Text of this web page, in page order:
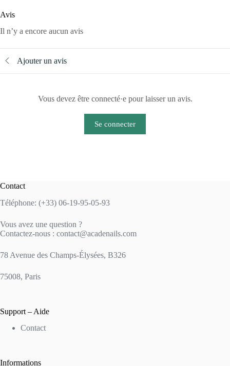
Avis
Il n’y a encore aucun avis
Ajouter un avis
Vous devez être connecté·e pour laisser un avis.
Se connecter
Contact
Téléphone: (+33) 06-19-95-05-93
Vous avez une question ?
Contactez-nous : contact@acadenails.com
78 Avenue des Champs-Élysées, B326
75008, Paris
Support – Aide
Contact
Informations